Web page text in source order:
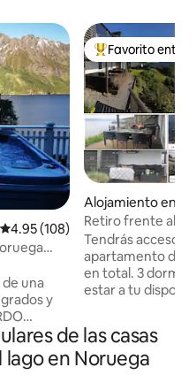
Calificación promedio: 4.95 de
4.95 (108)
y
las
vista del
Favorito entre
Favorito entre
Alojamiento en
Retiro frente al
barcos y
Tendrás acceso
apartamento de
en total. 3
estar a tu
con muchos
muelle se puede
barco o nadar.
de 98 l donde
de las casas
lago en Noruega